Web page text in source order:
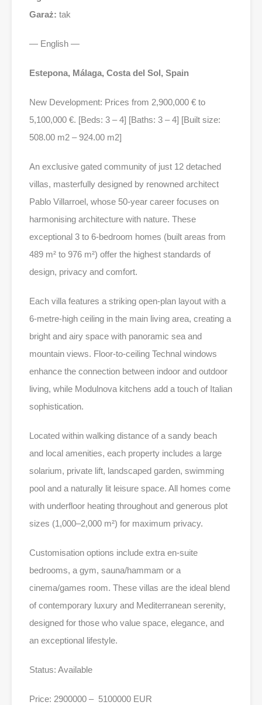
Garaż: tak
— English —
Estepona, Málaga, Costa del Sol, Spain
New Development: Prices from 2,900,000 € to
5,100,000 €. [Beds: 3 – 4] [Baths: 3 – 4] [Built size:
508.00 m2 – 924.00 m2]
An exclusive gated community of just 12 detached
villas, masterfully designed by renowned architect
Pablo Villarroel, whose 50-year career focuses on
harmonising architecture with nature. These
exceptional 3 to 6-bedroom homes (built areas from
489 m² to 976 m²) offer the highest standards of
design, privacy and comfort.
Each villa features a striking open-plan layout with a
6-metre-high ceiling in the main living area, creating a
bright and airy space with panoramic sea and
mountain views. Floor-to-ceiling Technal windows
enhance the connection between indoor and outdoor
living, while Modulnova kitchens add a touch of Italian
sophistication.
Located within walking distance of a sandy beach
and local amenities, each property includes a large
solarium, private lift, landscaped garden, swimming
pool and a naturally lit leisure space. All homes come
with underfloor heating throughout and generous plot
sizes (1,000–2,000 m²) for maximum privacy.
Customisation options include extra en-suite
bedrooms, a gym, sauna/hammam or a
cinema/games room. These villas are the ideal blend
of contemporary luxury and Mediterranean serenity,
designed for those who value space, elegance, and
an exceptional lifestyle.
Status: Available
Price: 2900000 – 5100000 EUR